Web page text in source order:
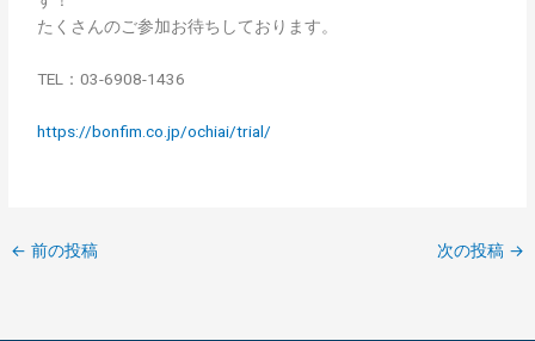
たくさんのご参加お待ちしております。
TEL：03-6908-1436
https://bonfim.co.jp/ochiai/trial/
← 前の投稿 次の投稿 →